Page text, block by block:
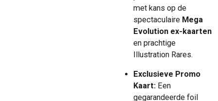
met kans op de
spectaculaire Mega
Evolution ex-kaarten
en prachtige
Illustration Rares.
Exclusieve Promo
Kaart:Een
gegarandeerde foil